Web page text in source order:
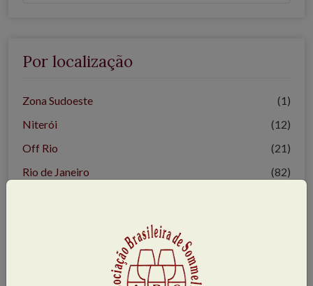
Por localização
Zona Sudoeste
(1)
Niterói
(12)
Off Rio
(21)
Rio de Janeiro
(82)